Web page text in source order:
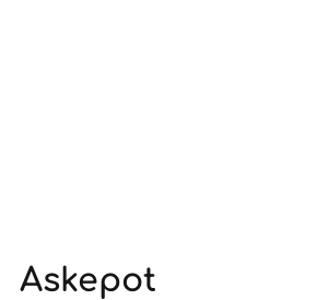
Askepot